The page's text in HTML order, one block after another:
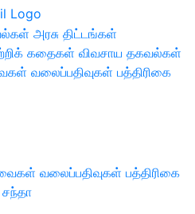
அரசு திட்டங்கள்
கதைகள் விவசாய தகவல்கள்
வலைப்பதிவுகள் பத்திரிகை
வலைப்பதிவுகள் பத்திரிகை
சந்தா